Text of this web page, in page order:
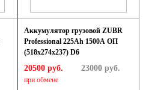
Аккумулятор грузовой ZUBR
Professional 225Ah 1500A ОП
(518x274x237) D6
20500 руб.
при обмене
23000 руб.